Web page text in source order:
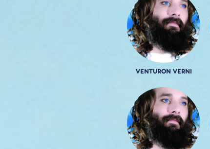
VENTURON VERNI